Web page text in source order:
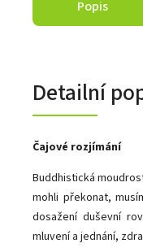
Popis
Detailní
Čajové rozjímání
Buddhistická
mohli překonat,
dosažení duševní
mluvení a jednání,